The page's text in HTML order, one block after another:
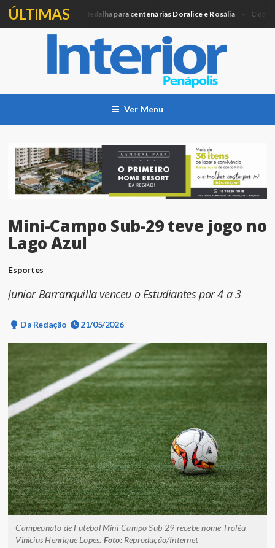
ÚLTIMAS
Câmara entregará Medalha para centenárias Doralice e Rosália Cidade
Ver Menu
Mini-Campo Sub-29 teve jogo no
Lago Azul
Esportes
Junior Barranquilla venceu o Estudiantes por 4 a 3
Da Redação 21/05/2026
Campeonato de Futebol Mini-Campo Sub-29 recebe nome Troféu
Vinicius Henrique Lopes. Foto:Reprodução/Internet